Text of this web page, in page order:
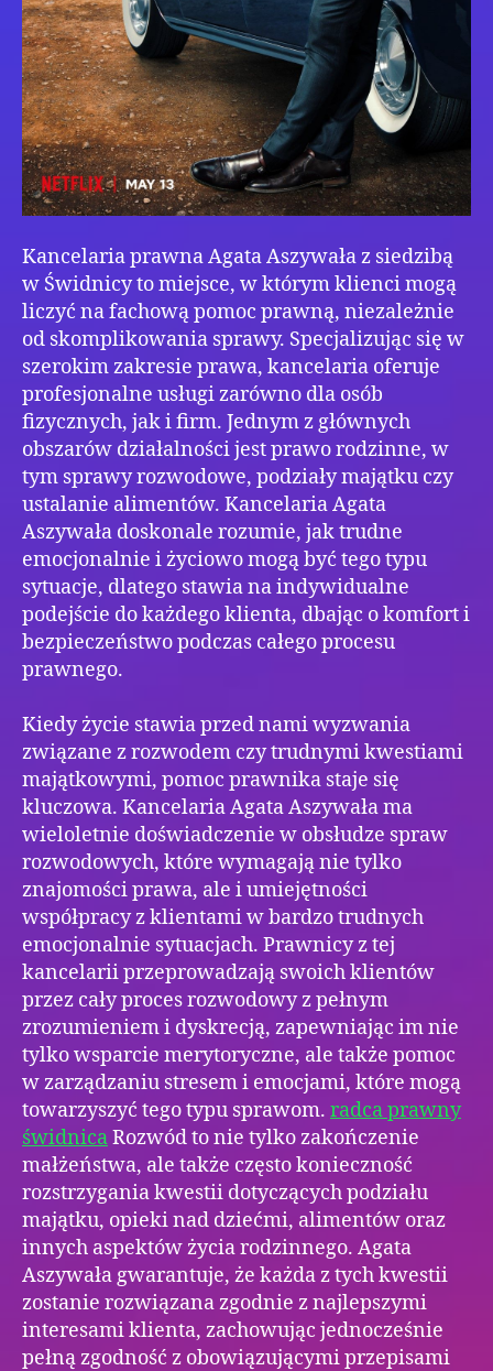
Kancelaria prawna Agata Aszywała z siedzibą
w Świdnicy to miejsce, w którym klienci mogą
liczyć na fachową pomoc prawną, niezależnie
od skomplikowania sprawy. Specjalizując się w
szerokim zakresie prawa, kancelaria oferuje
profesjonalne usługi zarówno dla osób
fizycznych, jak i firm. Jednym z głównych
obszarów działalności jest prawo rodzinne, w
tym sprawy rozwodowe, podziały majątku czy
ustalanie alimentów. Kancelaria Agata
Aszywała doskonale rozumie, jak trudne
emocjonalnie i życiowo mogą być tego typu
sytuacje, dlatego stawia na indywidualne
podejście do każdego klienta, dbając o komfort i
bezpieczeństwo podczas całego procesu
prawnego.
Kiedy życie stawia przed nami wyzwania
związane z rozwodem czy trudnymi kwestiami
majątkowymi, pomoc prawnika staje się
kluczowa. Kancelaria Agata Aszywała ma
wieloletnie doświadczenie w obsłudze spraw
rozwodowych, które wymagają nie tylko
znajomości prawa, ale i umiejętności
współpracy z klientami w bardzo trudnych
emocjonalnie sytuacjach. Prawnicy z tej
kancelarii przeprowadzają swoich klientów
przez cały proces rozwodowy z pełnym
zrozumieniem i dyskrecją, zapewniając im nie
tylko wsparcie merytoryczne, ale także pomoc
w zarządzaniu stresem i emocjami, które mogą
towarzyszyć tego typu sprawom. radca prawny
świdnicaRozwód to nie tylko zakończenie
małżeństwa, ale także często konieczność
rozstrzygania kwestii dotyczących podziału
majątku, opieki nad dziećmi, alimentów oraz
innych aspektów życia rodzinnego. Agata
Aszywała gwarantuje, że każda z tych kwestii
zostanie rozwiązana zgodnie z najlepszymi
interesami klienta, zachowując jednocześnie
pełną zgodność z obowiązującymi przepisami